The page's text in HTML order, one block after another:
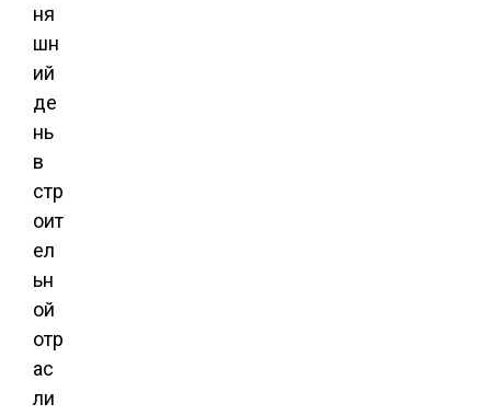
ня
шн
ий
де
нь
в
стр
оит
ел
ьн
ой
отр
ас
ли